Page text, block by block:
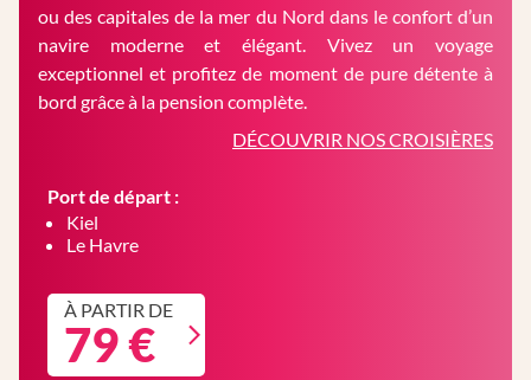
ou des capitales de la mer du Nord dans le confort d’un
navire moderne et élégant. Vivez un voyage
exceptionnel et profitez de moment de pure détente à
bord grâce à la pension complète.
DÉCOUVRIR NOS CROISIÈRES
Port de départ :
Kiel
Le Havre
À PARTIR DE
79 €